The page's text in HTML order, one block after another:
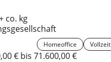
co. kg
Homeoffice Vollzeit
€ bis 71.600,00 €